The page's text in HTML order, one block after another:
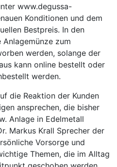
www.degussa-
Konditionen und dem
Bestpreis. In den
Anlagemünze zum
werden, solange der
kann online bestellt oder
werden.
die Reaktion der Kunden
ansprechen, die bisher
Anlage in Edelmetall
Markus Krall Sprecher der
Vorsorge und
Themen, die im Alltag